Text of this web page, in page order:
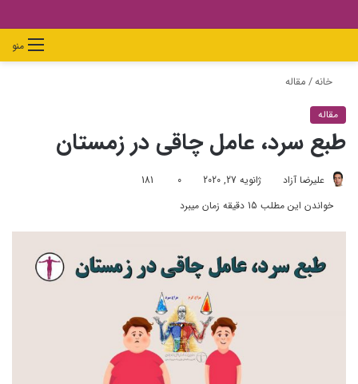
منوجستجو
برایپوسته
سبد
خانه/مقاله
مقاله
طبع سرد، عامل چاقی در زمستان
علیرضا آزاد ژانویه 27, 2020 0
181
خواندن این مطلب 15 دقیقه زمان میبرد